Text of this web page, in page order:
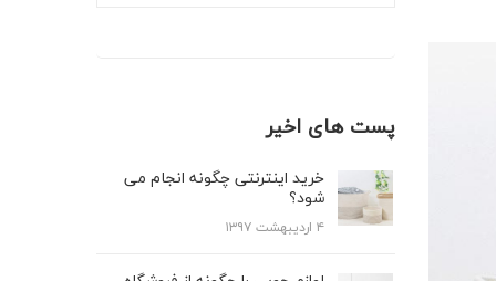
پست های اخیر
خرید اینترنتی چگونه انجام می
شود؟
۴ اردیبهشت ۱۳۹۷